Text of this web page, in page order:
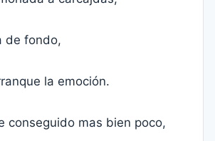
de fondo,
la emoción.
conseguido mas bien poco,